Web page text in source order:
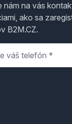
nám na vás
ako sa
B2M.CZ.